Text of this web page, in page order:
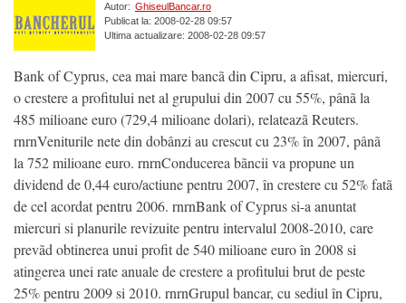
Autor: GhiseulBancar.ro
Publicat la: 2008-02-28 09:57
Ultima actualizare: 2008-02-28 09:57
Bank of Cyprus, cea mai mare bancã din Cipru, a afisat, miercuri,
o crestere a profitului net al grupului din 2007 cu 55%, pânã la
485 milioane euro (729,4 milioane dolari), relateazã Reuters.
rnrnVeniturile nete din dobânzi au crescut cu 23% în 2007, pânã
la 752 milioane euro. rnrnConducerea bãncii va propune un
dividend de 0,44 euro/actiune pentru 2007, în crestere cu 52% fatã
de cel acordat pentru 2006. rnrnBank of Cyprus si-a anuntat
miercuri si planurile revizuite pentru intervalul 2008-2010, care
prevãd obtinerea unui profit de 540 milioane euro în 2008 si
atingerea unei rate anuale de crestere a profitului brut de peste
25% pentru 2009 si 2010. rnrnGrupul bancar, cu sediul în Cipru,